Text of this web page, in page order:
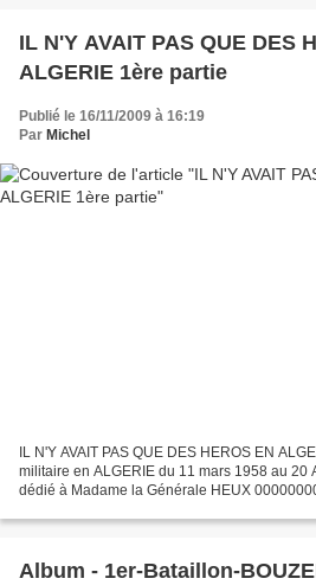
IL N'Y AVAIT PAS QUE DES
ALGERIE 1ère partie
Publié le 16/11/2009 à 16:19
Par Michel
IL N'Y AVAIT PAS QUE DES HEROS EN
militaire en ALGERIE du 11 mars 1958 au 20
dédié à Madame la Générale HEUX
Album - 1er-Bataillon-